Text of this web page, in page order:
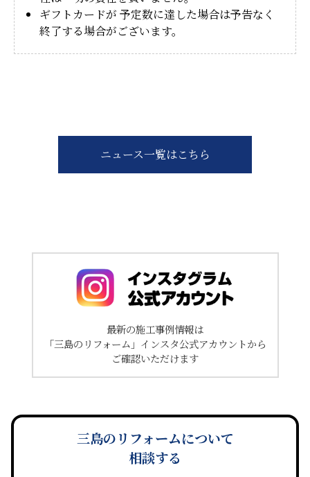
ギフトカードが 予定数に達した場合は予告なく
終了する場合がございます。
ニュース一覧はこちら
最新の施工事例情報は
「三島のリフォーム」インスタ公式アカウントから
ご確認いただけます
三島のリフォームについて
相談する